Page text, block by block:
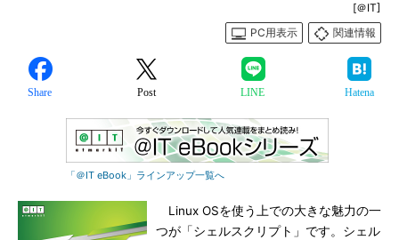
[＠IT]
PC用表示
関連情報
Share Post LINE Hatena
「＠IT eBook」ラインアップ一覧へ
Linux OSを使う上での大きな魅力の一
つが「シェルスクリプト」です。シェル